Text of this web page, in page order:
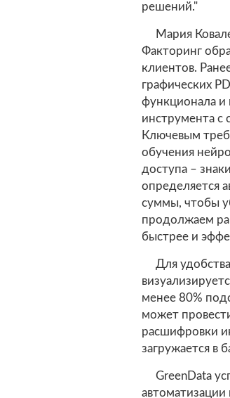
решений."
Мария
Факторинг
клиентов.
графических
функционала и
инструмента с
Ключевым
обучения
доступа –
определяется
суммы, чтобы
продолжаем
быстрее и
Для
менее 80%
может
расшифровки
загружается в
GreenData